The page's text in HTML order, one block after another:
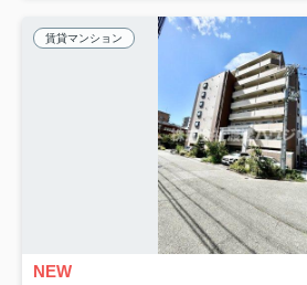
賃貸マンション
NEW